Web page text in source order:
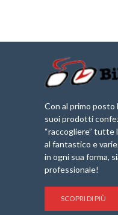
Con al primo posto
suoi prodotti
“raccogliere”
al fantastico e
in ogni sua forma,
professionale!
SCOPRI DI PIÙ